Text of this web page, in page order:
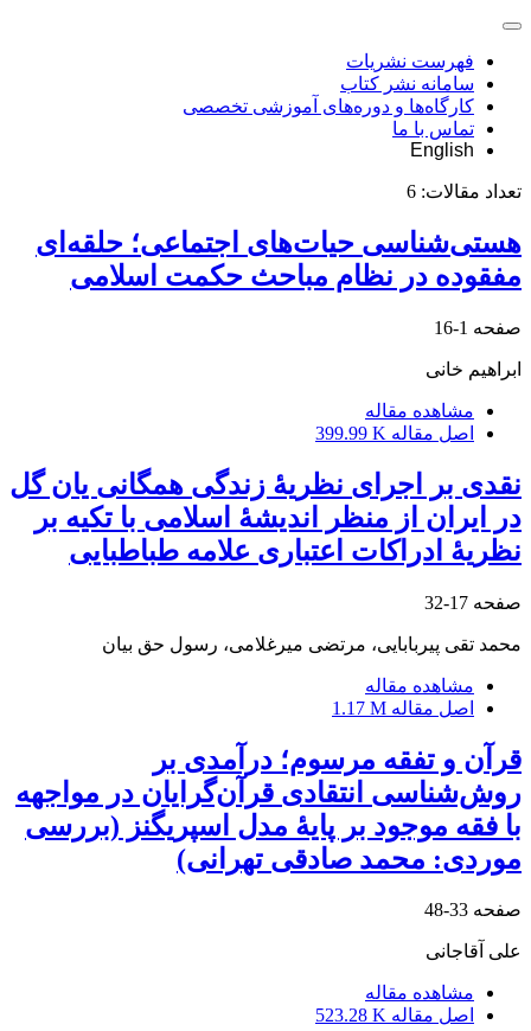
فهرست نشریات
سامانه نشر کتاب
کارگاه‌ها و دوره‌های آموزشی تخصصی
تماس با ما
English
تعداد مقالات: 6
هستی‌شناسی حیات‌های اجتماعی؛ حلقه‌ای
مفقوده در نظام مباحث حکمت اسلامی
صفحه 1-16
ابراهیم خانی
مشاهده مقاله
اصل مقاله 399.99 K
نقدی بر اجرای نظریۀ زندگی همگانی یان گل
در ایران از منظر اندیشۀ اسلامی با تکیه بر
نظریۀ ادراکات اعتباری علامه طباطبایی
صفحه 17-32
محمد تقی پیربابایی، مرتضی میرغلامی، رسول حق بیان
مشاهده مقاله
اصل مقاله 1.17 M
قرآن و تفقه مرسوم؛ درآمدی بر
روش‌شناسی انتقادی قرآن‌گرایان در مواجهه
با فقه موجود بر پایۀ مدل اسپریگنز (بررسی
موردی: محمد صادقی تهرانی)
صفحه 33-48
علی آقاجانی
مشاهده مقاله
اصل مقاله 523.28 K